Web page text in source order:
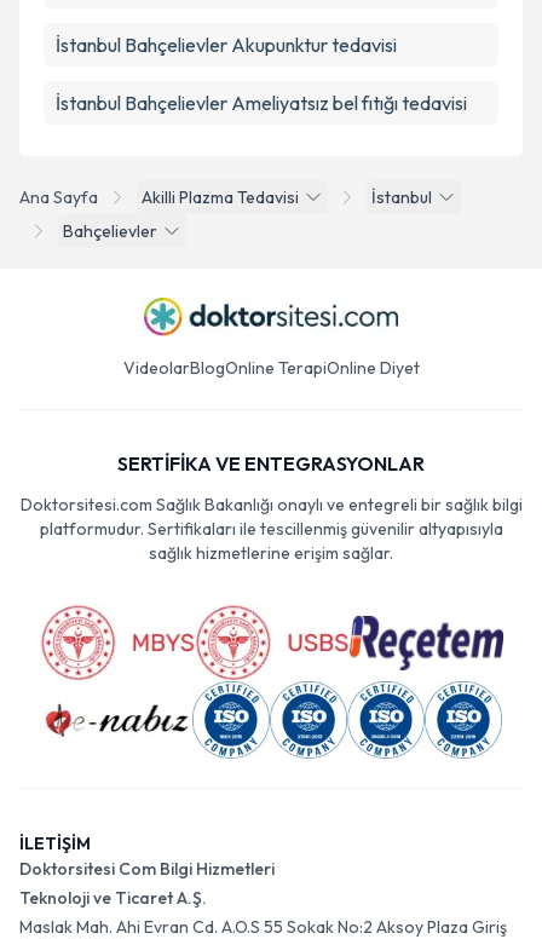
Ana Sayfa Akilli Plazma Tedavisi
İstanbul
Bahçelievler
İstanbul Bahçelievler Akupunktur tedavisi
İstanbul Bahçelievler Ameliyatsız bel fıtığı tedavisi
VideolarBlogOnline TerapiOnline Diyet
SERTİFİKA VE ENTEGRASYONLAR
Doktorsitesi.com Sağlık Bakanlığı onaylı ve entegreli bir sağlık bilgi
platformudur. Sertifikaları ile tescillenmiş güvenilir altyapısıyla
sağlık hizmetlerine erişim sağlar.
İLETİŞİM
Doktorsitesi Com Bilgi Hizmetleri
Teknoloji ve Ticaret A.Ş.
Maslak Mah. Ahi Evran Cd. A.O.S 55 Sokak No:2 Aksoy Plaza Giriş